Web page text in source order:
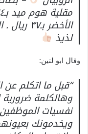
مقلية هوم ميد بـ١٤ ريال
الأخضر
لذيذ
وقال ابو لتين:
“قبل ما اتكلم
وهالكلمة
نفسيات
ويخدمونك